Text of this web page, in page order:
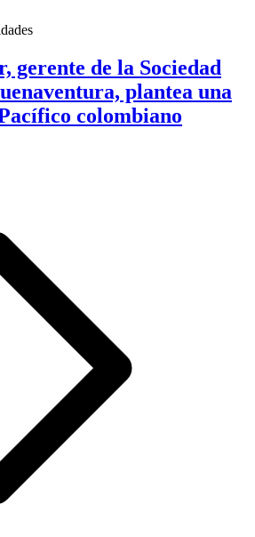
gerente de la Sociedad
plantea una
colombiano